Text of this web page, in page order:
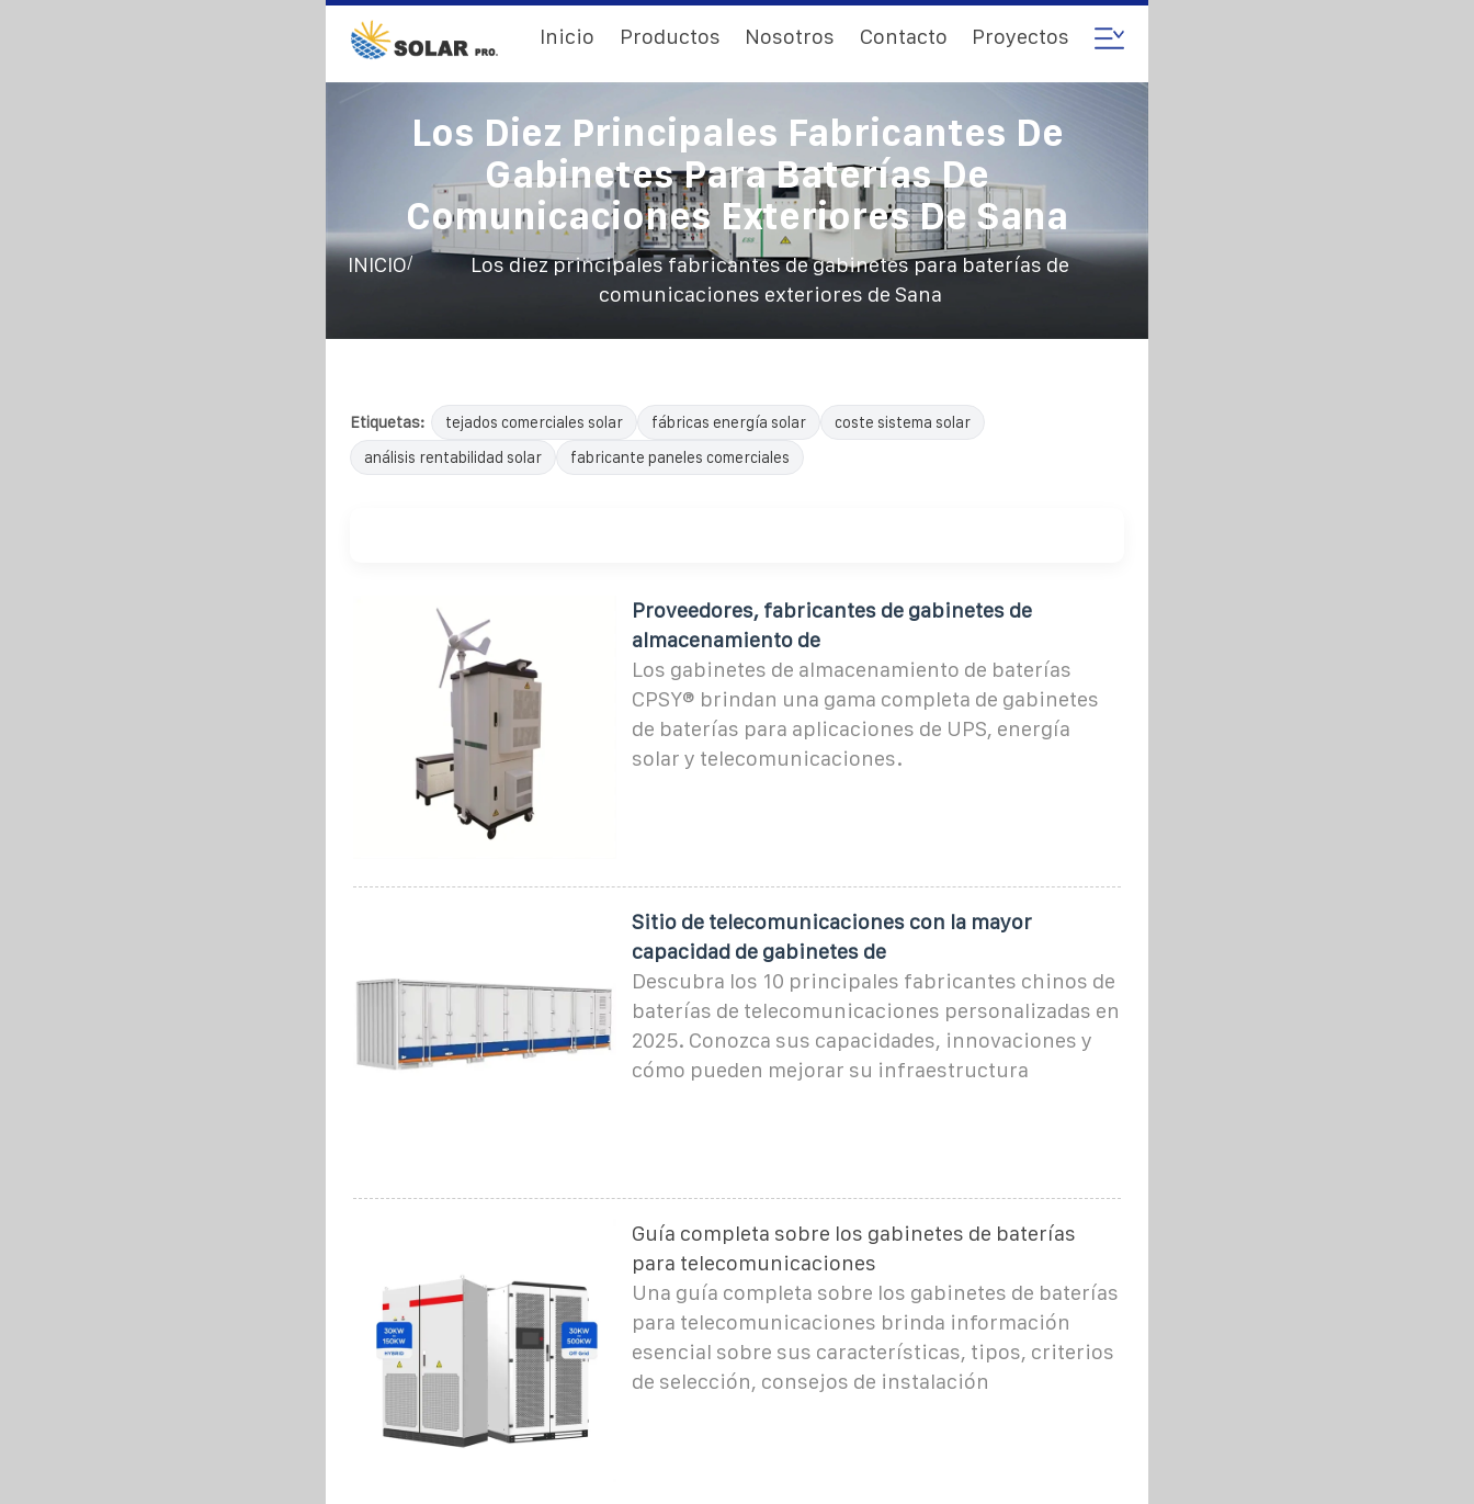
Inicio Productos Nosotros Contacto Proyectos
Los Diez Principales Fabricantes De
Gabinetes Para Baterías De
Comunicaciones Exteriores De Sana
INICIO/
Los diez principales fabricantes de gabinetes para baterías de
comunicaciones exteriores de Sana
Etiquetas: tejados comerciales solar fábricas energía solar
coste sistema solar
análisis rentabilidad solar
fabricante paneles comerciales
Proveedores, fabricantes de gabinetes de
almacenamiento de
Los gabinetes de almacenamiento de baterías
CPSY® brindan una gama completa de gabinetes
de baterías para aplicaciones de UPS, energía
solar y telecomunicaciones.
Sitio de telecomunicaciones con la mayor
capacidad de gabinetes de
Descubra los 10 principales fabricantes chinos de
baterías de telecomunicaciones personalizadas en
2025. Conozca sus capacidades, innovaciones y
cómo pueden mejorar su infraestructura
Guía completa sobre los gabinetes de baterías
para telecomunicaciones
Una guía completa sobre los gabinetes de baterías
para telecomunicaciones brinda información
esencial sobre sus características, tipos, criterios
de selección, consejos de instalación